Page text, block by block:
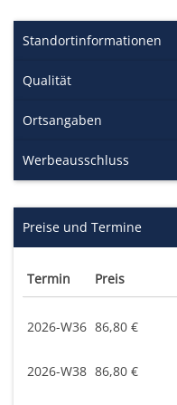
Standortinformationen
Qualität
Ortsangaben
Werbeausschluss
Preise und Termine
Termin Preis
2026-W36 86,80 €
2026-W38 86,80 €